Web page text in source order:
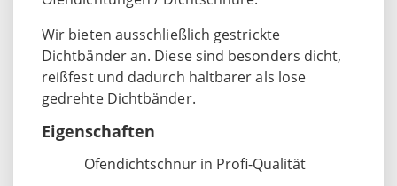
Wir bieten ausschließlich gestrickte
Dichtbänder an. Diese sind besonders dicht,
reißfest und dadurch haltbarer als lose
gedrehte Dichtbänder.
Eigenschaften
Ofendichtschnur in Profi-Qualität